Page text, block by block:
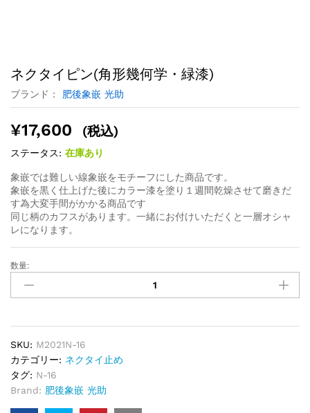
ネクタイピン(角形幾何学・緑漆)
ブランド： 肥後象嵌 光助
¥17,600 (税込)
ステータス: 在庫あり
象嵌では難しい線象嵌をモチーフにした商品です。
象嵌を黒く仕上げた後にカラー漆を塗り１週間乾燥させて磨きだ
す為大変手間がかかる商品です
同じ柄のカフスがあります。一緒にお付けいただくと一層オシャ
レになります。
数量:
SKU: M2021N-16
カテゴリー: ネクタイ止め
タグ: N-16
Brand: 肥後象嵌 光助